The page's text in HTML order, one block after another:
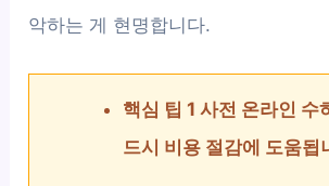
악하는 게 현명합니다.
핵심 팁 1 사전 온라인 수
드시 비용 절감에 도움됩